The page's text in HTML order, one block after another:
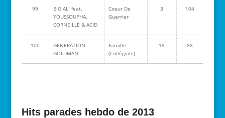
99
BIG ALI feat.
YOUSSOUPHA,
CORNEILLE & ACID
Coeur De
Guerrier
3 104
100
GENERATION
GOLDMAN
Famille
(Collégiale)
18 88
Hits parades hebdo de 2013